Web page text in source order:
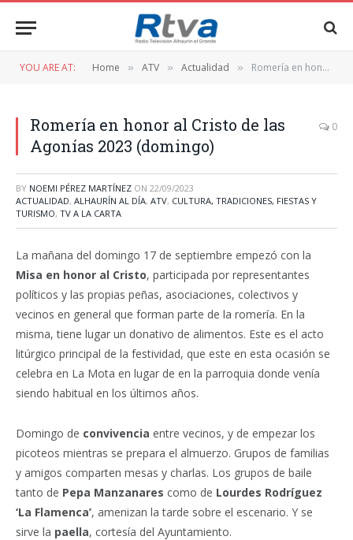
YOU ARE AT: Home » ATV » Actualidad » Romería en honor al Cristo de las Agonías 2023 (domingo)
Romería en honor al Cristo de las
Agonías 2023 (domingo)
0
BY NOEMI PÉREZ MARTÍNEZ ON 22/09/2023
ACTUALIDAD, ALHAURÍN AL DÍA, ATV, CULTURA, TRADICIONES, FIESTAS Y
TURISMO, TV A LA CARTA
La mañana del domingo 17 de septiembre empezó con la
Misa en honor al Cristo, participada por representantes
políticos y las propias peñas, asociaciones, colectivos y
vecinos en general que forman parte de la romería. En la
misma, tiene lugar un donativo de alimentos. Este es el acto
litúrgico principal de la festividad, que este en esta ocasión se
celebra en La Mota en lugar de en la parroquia donde venía
siendo habitual en los últimos años.
Domingo de convivencia entre vecinos, y de empezar los
picoteos mientras se prepara el almuerzo. Grupos de familias
y amigos comparten mesas y charlas. Los grupos de baile
tanto de Pepa Manzanares como de Lourdes Rodríguez
‘La Flamenca’, amenizan la tarde sobre el escenario. Y se
sirve la paella, cortesía del Ayuntamiento.